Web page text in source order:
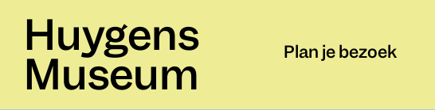
Huygens
Museum
Plan je bezoek